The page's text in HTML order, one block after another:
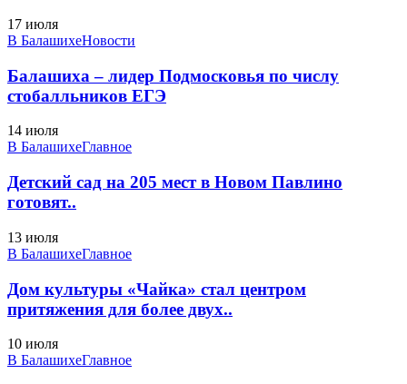
17 июля
В БалашихеНовости
Балашиха – лидер Подмосковья по числу
стобалльников ЕГЭ
14 июля
В БалашихеГлавное
Детский сад на 205 мест в Новом Павлино
готовят..
13 июля
В БалашихеГлавное
Дом культуры «Чайка» стал центром
притяжения для более двух..
10 июля
В БалашихеГлавное